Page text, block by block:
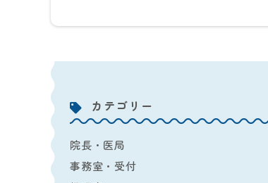
カテゴリー
院長・医局
事務室・受付